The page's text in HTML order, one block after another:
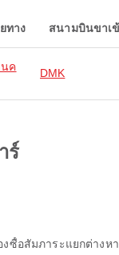
ทาง สนามบินขาเ
นค
DMK
ร์
งซื้อสัมภาระแยกต่างห